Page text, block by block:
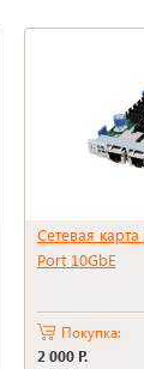
Сетевая карта
Port 10GbE
Покупка:
2 000 Р.